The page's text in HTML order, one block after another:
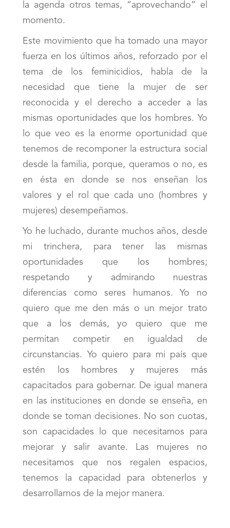
la agenda otros temas, “aprovechando” el
momento.
Este movimiento que ha tomado una mayor
fuerza en los últimos años, reforzado por el
tema de los feminicidios, habla de la
necesidad que tiene la mujer de ser
reconocida y el derecho a acceder a las
mismas oportunidades que los hombres. Yo
lo que veo es la enorme oportunidad que
tenemos de recomponer la estructura social
desde la familia, porque, queramos o no, es
en ésta en donde se nos enseñan los
valores y el rol que cada uno (hombres y
mujeres) desempeñamos.
Yo he luchado, durante muchos años, desde
mi trinchera, para tener las mismas
oportunidades que los hombres;
respetando y admirando nuestras
diferencias como seres humanos. Yo no
quiero que me den más o un mejor trato
que a los demás, yo quiero que me
permitan competir en igualdad de
circunstancias. Yo quiero para mi país que
estén los hombres y mujeres más
capacitados para gobernar. De igual manera
en las instituciones en donde se enseña, en
donde se toman decisiones. No son cuotas,
son capacidades lo que necesitamos para
mejorar y salir avante. Las mujeres no
necesitamos que nos regalen espacios,
tenemos la capacidad para obtenerlos y
desarrollarnos de la mejor manera.